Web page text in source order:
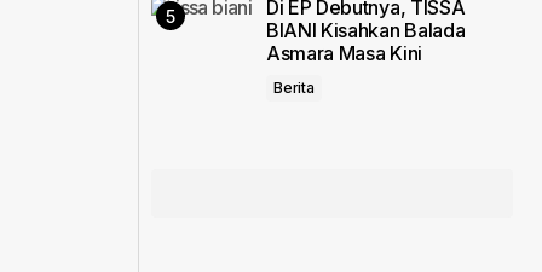
Di EP Debutnya, TISSA
BIANI Kisahkan Balada
Asmara Masa Kini
Berita